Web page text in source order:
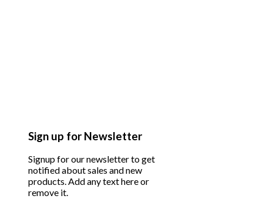
Sign up for Newsletter
Signup for our newsletter to get
notified about sales and new
products. Add any text here or
remove it.